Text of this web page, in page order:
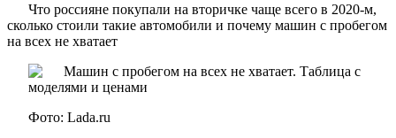
Что россияне покупали на вторичке чаще всего в 2020-м,
сколько стоили такие автомобили и почему машин с пробегом
на всех не хватает
Фото: Lada.ru